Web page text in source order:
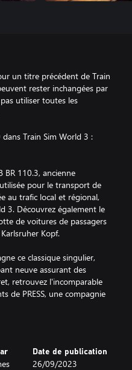
un titre précédent de Train
rester inchangées par
utiliser toutes les
Train Sim World 3 :
BR 110.3, ancienne
pour le transport de
au trafic local et régional,
3. Découvrez également le
de voitures de passagers
Kopf.
ce classique singulier,
neuve assurant des
retrouvez l'incomparable
de PRESS, une compagnie
s'élève et s'abaisse pour
Date de publication
26/09/2023